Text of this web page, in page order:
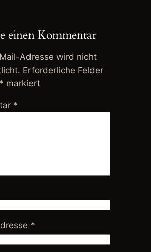
einen Kommentar
Adresse wird nicht
Erforderliche Felder
* markiert
*
*